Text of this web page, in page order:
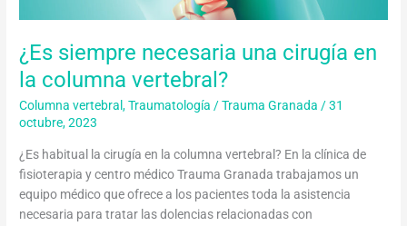
¿Es siempre necesaria una cirugía en
la columna vertebral?
Columna vertebral,Traumatología /Trauma Granada/31
octubre, 2023
¿Es habitual la cirugía en la columna vertebral? En la clínica de
fisioterapia y centro médico Trauma Granada trabajamos un
equipo médico que ofrece a los pacientes toda la asistencia
necesaria para tratar las dolencias relacionadas con
vertebral?